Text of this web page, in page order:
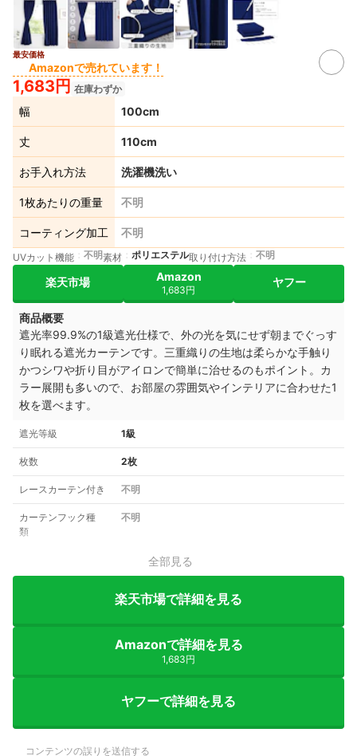
最安価格
Amazonで売れています！
1,683円 在庫わずか
幅 100cm
丈 110cm
お手入れ方法 洗濯機洗い
1枚あたりの重量 不明
コーティング加工 不明
UVカット機能 不明素材 ポリエステル取り付け方法 不明
楽天市場 Amazon
1,683円
ヤフー
商品概要
遮光率99.9%の1級遮光仕様で、外の光を気にせず朝までぐっす
り眠れる遮光カーテンです。三重織りの生地は柔らかな手触り
かつシワや折り目がアイロンで簡単に治せるのもポイント。カ
ラー展開も多いので、お部屋の雰囲気やインテリアに合わせた1
枚を選べます。
遮光等級 1級
枚数 2枚
レースカーテン付き 不明
カーテンフック種
類
不明
全部見る
楽天市場で詳細を見る
Amazonで詳細を見る
1,683円
ヤフーで詳細を見る
コンテンツの誤りを送信する